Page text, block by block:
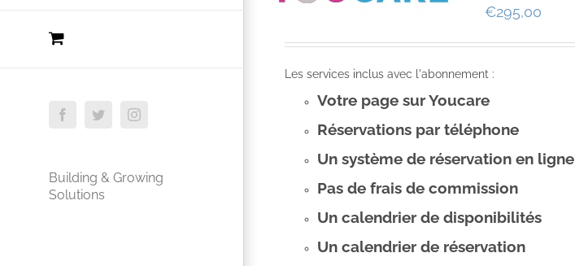
FacebookTwitterInstagram
Building & Growing
Solutions
€295,00
Les services inclus avec l'abonnement :
Votre page sur Youcare
Réservations par téléphone
Un système de réservation en ligne
Pas de frais de commission
Un calendrier de disponibilités
Un calendrier de réservation